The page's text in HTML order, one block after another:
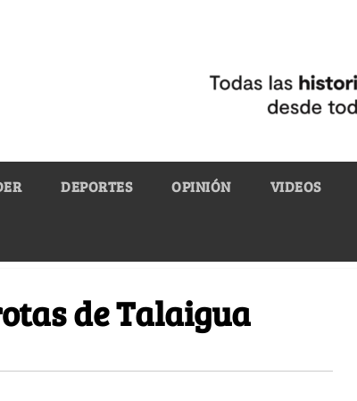
DEPORTES OPINIÓN VIDEOS
de Talaigua